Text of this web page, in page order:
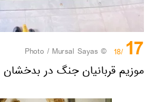
17
/18
© Photo / Mursal Sayas
موزیم قربانیان جنگ در بدخشان